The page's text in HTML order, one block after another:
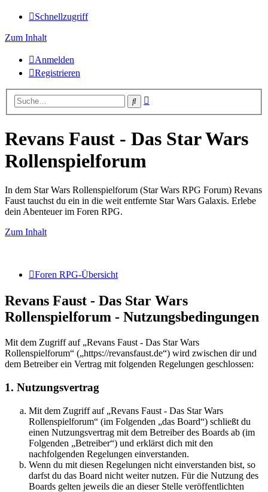
Schnellzugriff
Zum Inhalt
Anmelden
Registrieren
Suche
Revans Faust - Das Star Wars
Rollenspielforum
In dem Star Wars Rollenspielforum (Star Wars RPG Forum) Revans
Faust tauchst du ein in die weit entfernte Star Wars Galaxis. Erlebe
dein Abenteuer im Foren RPG.
Zum Inhalt
Foren RPG-Übersicht
Revans Faust - Das Star Wars
Rollenspielforum - Nutzungsbedingungen
Mit dem Zugriff auf „Revans Faust - Das Star Wars
Rollenspielforum“ („https://revansfaust.de“) wird zwischen dir und
dem Betreiber ein Vertrag mit folgenden Regelungen geschlossen:
1. Nutzungsvertrag
Mit dem Zugriff auf „Revans Faust - Das Star Wars
Rollenspielforum“ (im Folgenden „das Board“) schließt du
einen Nutzungsvertrag mit dem Betreiber des Boards ab (im
Folgenden „Betreiber“) und erklärst dich mit den
nachfolgenden Regelungen einverstanden.
Wenn du mit diesen Regelungen nicht einverstanden bist, so
darfst du das Board nicht weiter nutzen. Für die Nutzung des
Boards gelten jeweils die an dieser Stelle veröffentlichten